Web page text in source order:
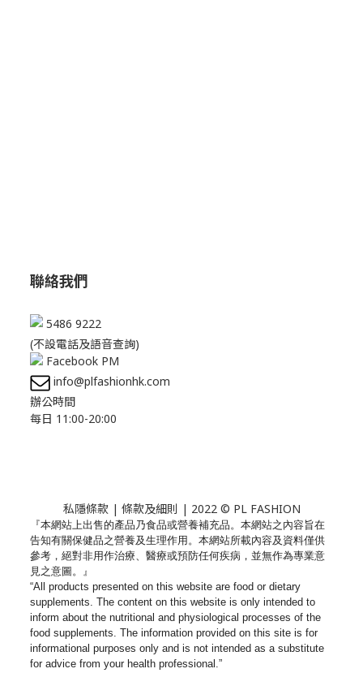
聯絡我們
5486 9222
(不設電話及語音查詢)
Facebook PM
info@plfashionhk.com
辦公時間
每日 11:00-20:00
私隱條款| 條款及細則 | 2022 © PL FASHION
『本網站上出售的產品乃食品或營養補充品。 本網站之內容旨在
告知有關保健品之營養及生理作用。 本網站所載內容及資料僅供
參考，絕對非用作治療、 醫療或預防任何疾病，並無作為專業意
見之意圖。』
“All products presented on this website are food or dietary
supplements. The content on this website is only intended to
inform about the nutritional and physiological processes of the
food supplements. The information provided on this site is for
informational purposes only and is not intended as a substitute
for advice from your health professional.”